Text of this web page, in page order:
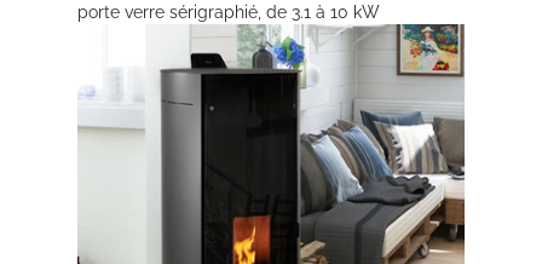
porte verre sérigraphié, de 3.1 à 10 kW